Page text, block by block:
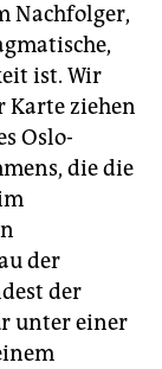
Nachfolger,
ist. Wir
Karte ziehen
Oslo-
die die
der
der
unter einer